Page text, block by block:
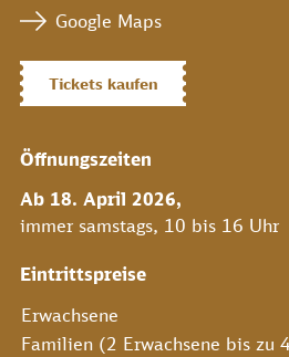
Google Maps
Tickets kaufen
Öffnungszeiten
Ab 18. April 2026,
immer samstags, 10 bis 16 Uhr
Eintrittspreise
Erwachsene
Familien (2 Erwachsene bis zu